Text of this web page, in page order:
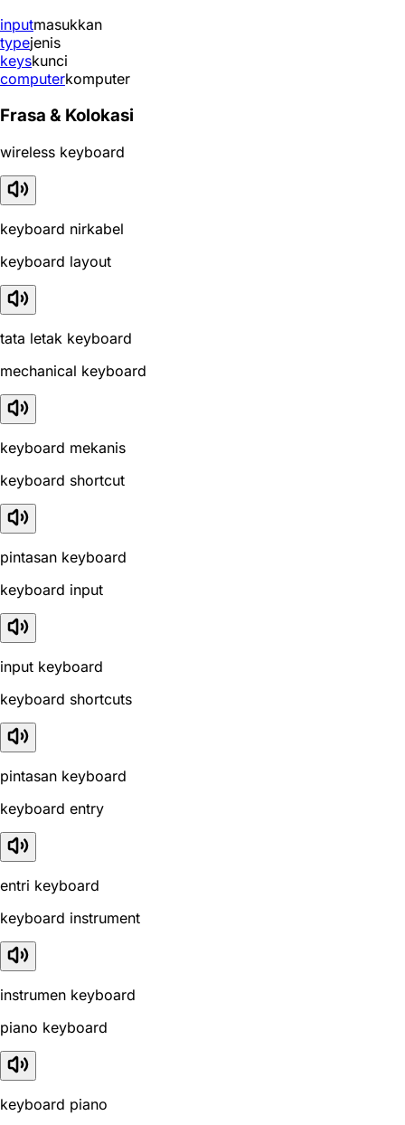
inputmasukkan
typejenis
keyskunci
computerkomputer
Frasa & Kolokasi
wireless keyboard
keyboard nirkabel
keyboard layout
tata letak keyboard
mechanical keyboard
keyboard mekanis
keyboard shortcut
pintasan keyboard
keyboard input
input keyboard
keyboard shortcuts
pintasan keyboard
keyboard entry
entri keyboard
keyboard instrument
instrumen keyboard
piano keyboard
keyboard piano